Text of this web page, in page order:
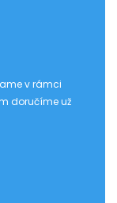
v rámci
doručíme už